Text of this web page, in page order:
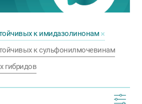
к имидазолинонам
к сульфонилмочевинам
гибридов